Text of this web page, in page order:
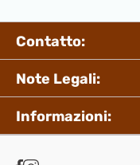
Contatto:
Note Legali:
Informazioni: